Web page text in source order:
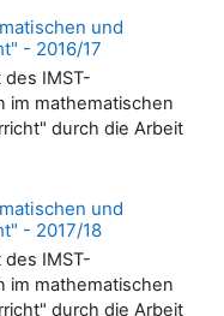
und
- 2016/17
IMST-
im mathematischen
durch die Arbeit
und
- 2017/18
IMST-
im mathematischen
durch die Arbeit